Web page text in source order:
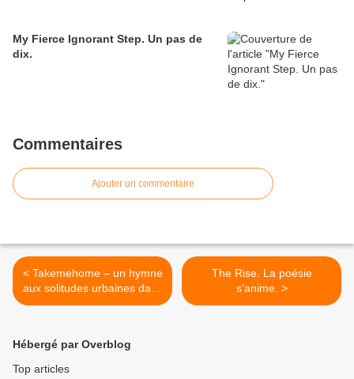
My Fierce Ignorant Step. Un pas de
dix.
Commentaires
Ajouter un commentaire
< Takemehome – un hymne
aux solitudes urbaines dans
une expérience insolite et
The Rise. La poésie
s’anime. >
Hébergé par Overblog
Top articles